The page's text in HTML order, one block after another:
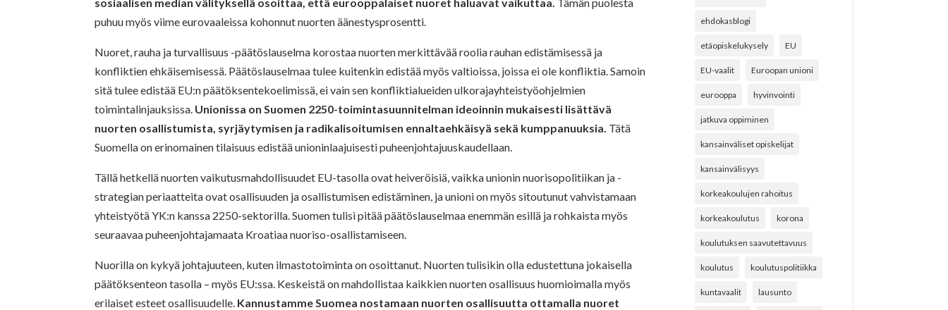
puhuu myös viime eurovaaleissa kohonnut nuorten äänestysprosentti.
Nuoret, rauha ja turvallisuus -päätöslauselma korostaa nuorten merkittävää roolia rauhan edistämisessä ja
konfliktien ehkäisemisessä. Päätöslauselmaa tulee kuitenkin edistää myös valtioissa, joissa ei ole konfliktia. Samoin
sitä tulee edistää EU:n päätöksentekoelimissä, ei vain sen konfliktialueiden ulkorajayhteistyöohjelmien
toimintalinjauksissa. Unionissa on Suomen 2250-toimintasuunnitelman ideoinnin mukaisesti lisättävä
nuorten osallistumista, syrjäytymisen ja radikalisoitumisen ennaltaehkäisyä sekä kumppanuuksia. Tätä
Suomella on erinomainen tilaisuus edistää unioninlaajuisesti puheenjohtajuuskaudellaan.
Tällä hetkellä nuorten vaikutusmahdollisuudet EU-tasolla ovat heiveröisiä, vaikka unionin nuorisopolitiikan ja -
strategian periaatteita ovat osallisuuden ja osallistumisen edistäminen, ja unioni on myös sitoutunut vahvistamaan
yhteistyötä YK:n kanssa 2250-sektorilla. Suomen tulisi pitää päätöslauselmaa enemmän esillä ja rohkaista myös
seuraavaa puheenjohtajamaata Kroatiaa nuoriso-osallistamiseen.
Nuorilla on kykyä johtajuuteen, kuten ilmastotoiminta on osoittanut. Nuorten tulisikin olla edustettuna jokaisella
päätöksenteon tasolla – myös EU:ssa. Keskeistä on mahdollistaa kaikkien nuorten osallisuus huomioimalla myös
erilaiset esteet osallisuudelle. Kannustamme Suomea nostamaan nuorten osallisuutta ottamalla nuoret
ehdokasblogi
etäopiskelukysely EU
EU-vaalit Euroopan unioni
eurooppa hyvinvointi
jatkuva oppiminen
kansainväliset opiskelijat
kansainvälisyys
korkeakoulujen rahoitus
korkeakoulutus korona
koulutuksen saavutettavuus
koulutus koulutuspolitiikka
kuntavaalit lausunto